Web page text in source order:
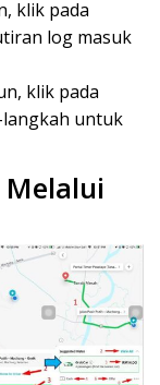
klik pada
log masuk
klik pada
untuk